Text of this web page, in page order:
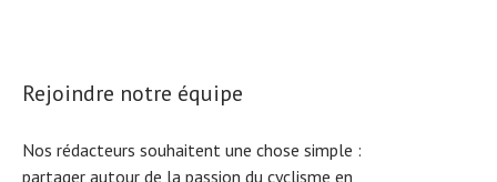
Rejoindre notre équipe
Nos rédacteurs souhaitent une chose simple :
partager autour de la passion du cyclisme en